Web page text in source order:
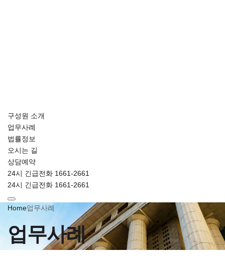
구성원 소개
업무사례
법률정보
오시는 길
상담예약
24시 긴급전화 1661-2661
24시 긴급전화 1661-2661
Home업무사례
업무사례